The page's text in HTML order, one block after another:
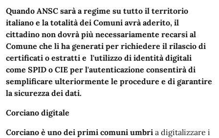
Quando ANSC sarà a regime su tutto il territorio
italiano e la totalità dei Comuni avrà aderito, il
cittadino non dovrà più necessariamente recarsi al
Comune che li ha generati per richiedere il rilascio di
certificati o estratti e l'utilizzo di identità digitali
come SPID o CIE per l'autenticazione consentirà di
semplificare ulteriormente le procedure e di garantire
la sicurezza dei dati.
Corciano digitale
Corciano è uno dei primi comuni umbri a digitalizzare i